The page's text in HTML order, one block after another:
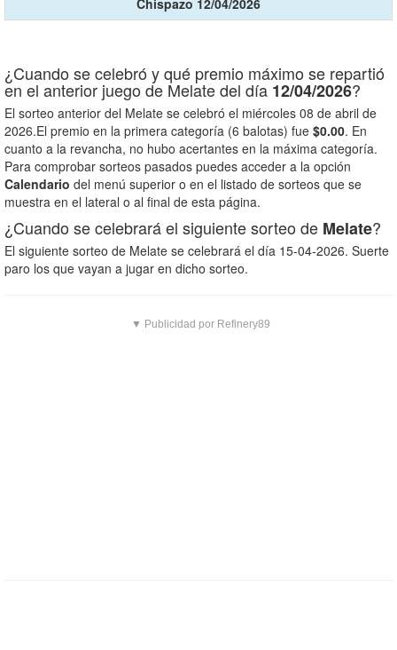
Chispazo 12/04/2026
¿Cuando se celebró y qué premio máximo se repartió
en el anterior juego de Melate del día 12/04/2026?
El sorteo anterior del Melate se celebró el miércoles 08 de abril de
2026.El premio en la primera categoría (6 balotas) fue $0.00. En
cuanto a la revancha, no hubo acertantes en la máxima categoría.
Para comprobar sorteos pasados puedes acceder a la opción
Calendario del menú superior o en el listado de sorteos que se
muestra en el lateral o al final de esta página.
¿Cuando se celebrará el siguiente sorteo de Melate?
El siguiente sorteo de Melate se celebrará el día 15-04-2026. Suerte
paro los que vayan a jugar en dicho sorteo.
▼ Publicidad por Refinery89